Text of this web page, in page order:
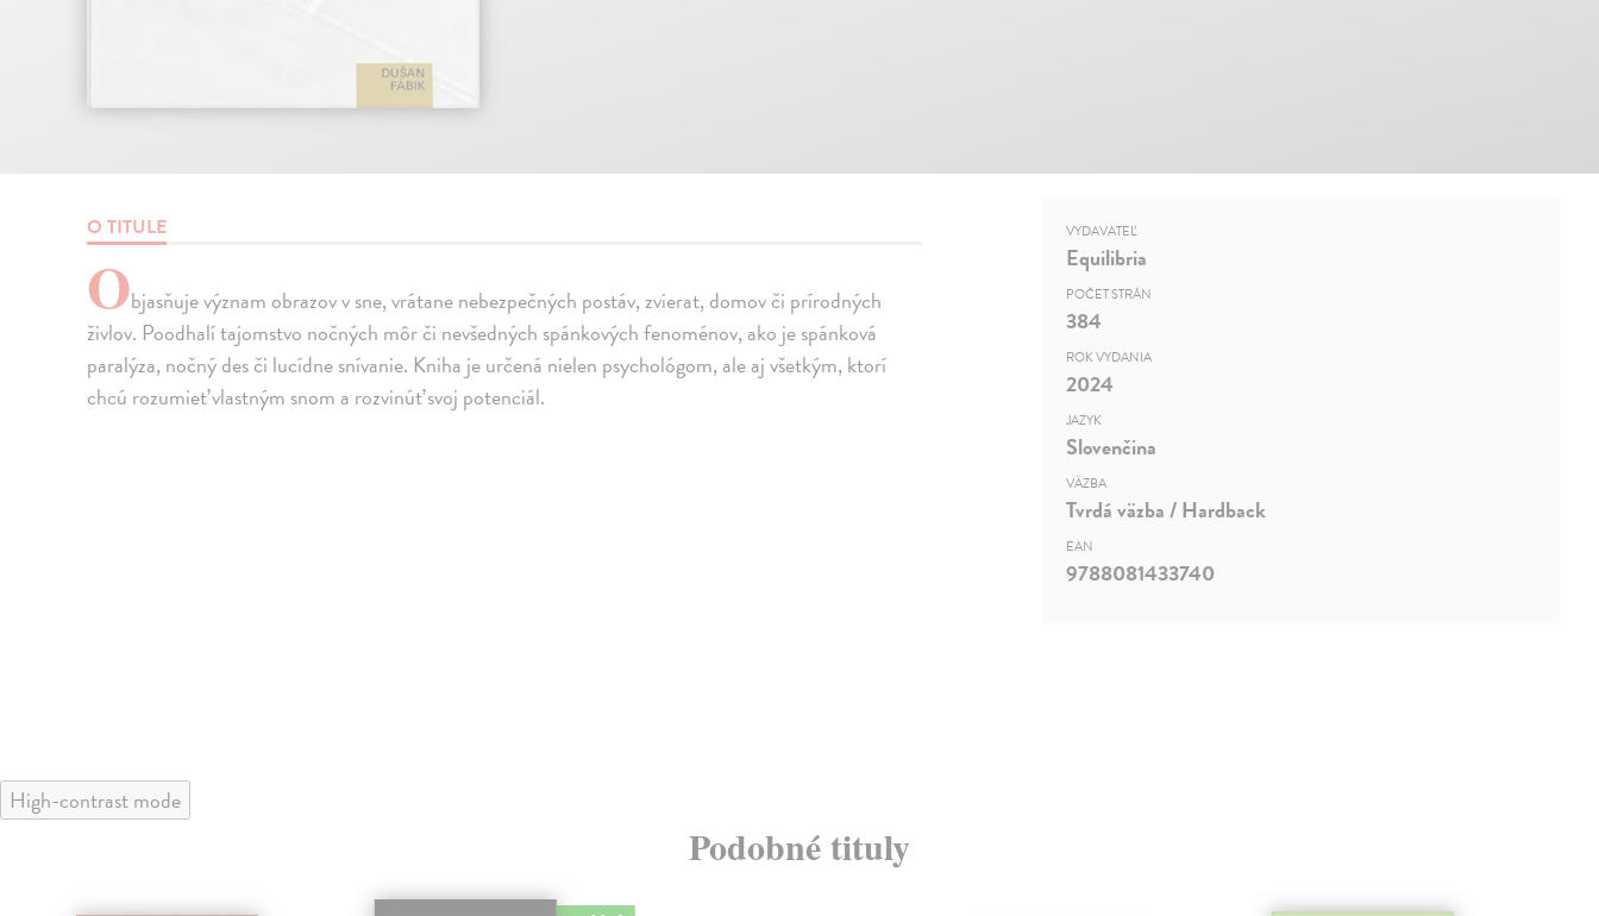
O TITULE
Objasňuje význam obrazov v sne, vrátane nebezpečných postáv, zvierat, domov či prírodných
živlov. Poodhalí tajomstvo nočných môr či nevšedných spánkových fenoménov, ako je spánková
paralýza, nočný des či lucídne snívanie. Kniha je určená nielen psychológom, ale aj všetkým, ktorí
chcú rozumieť vlastným snom a rozvinúť svoj potenciál.
VYDAVATEĽ
Equilibria
POČET STRÁN
384
ROK VYDANIA
2024
JAZYK
Slovenčina
VÄZBA
Tvrdá väzba / Hardback
EAN
9788081433740
High-contrast mode
Podobné tituly